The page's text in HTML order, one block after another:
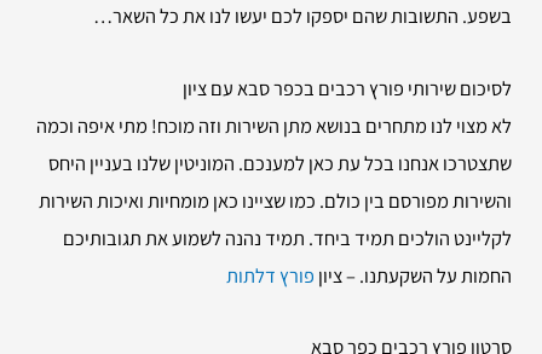
בשפע. התשובות שהם יספקו לכם יעשו לנו את כל השאר…
לסיכום שירותי פורץ רכבים בכפר סבא עם ציון
לא מצוי לנו מתחרים בנושא מתן השירות וזה מוכח! מתי איפה וכמה
שתצטרכו אנחנו בכל עת כאן למענכם. המוניטין שלנו בעניין היחס
והשירות מפורסם בין כולם. כמו שציינו כאן מומחיות ואיכות השירות
לקליינט הולכים תמיד ביחד. תמיד נהנה לשמוע את תגובותיכם
החמות על השקעתנו. – ציון פורץ דלתות
סרטון פורץ רכבים כפר סבא